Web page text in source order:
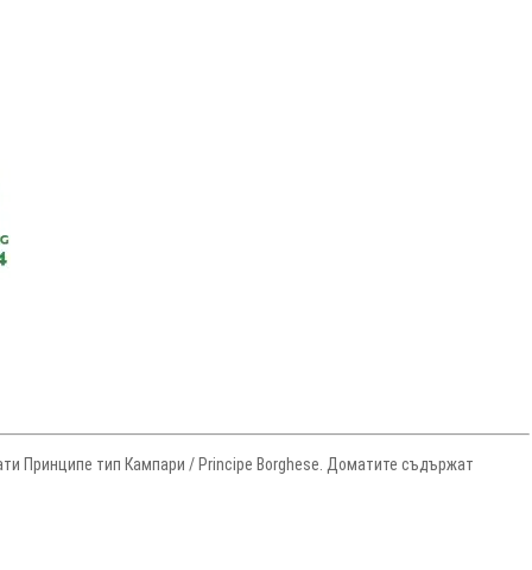
Принципе тип Кампари / Principe Borghese. Доматите съдържат